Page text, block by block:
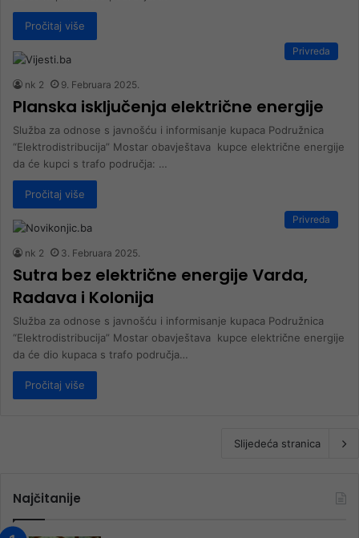
Pročitaj više
Privreda
nk 2 9. Februara 2025.
Planska isključenja električne energije
Služba za odnose s javnošću i informisanje kupaca Podružnica
“Elektrodistribucija” Mostar obavještava kupce električne energije
da će kupci s trafo područja: …
Pročitaj više
Privreda
nk 2 3. Februara 2025.
Sutra bez električne energije Varda,
Radava i Kolonija
Služba za odnose s javnošću i informisanje kupaca Podružnica
“Elektrodistribucija” Mostar obavještava kupce električne energije
da će dio kupaca s trafo područja…
Pročitaj više
Slijedeća stranica
Najčitanije